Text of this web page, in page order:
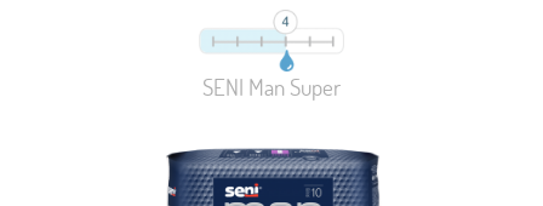
SENI Man Super